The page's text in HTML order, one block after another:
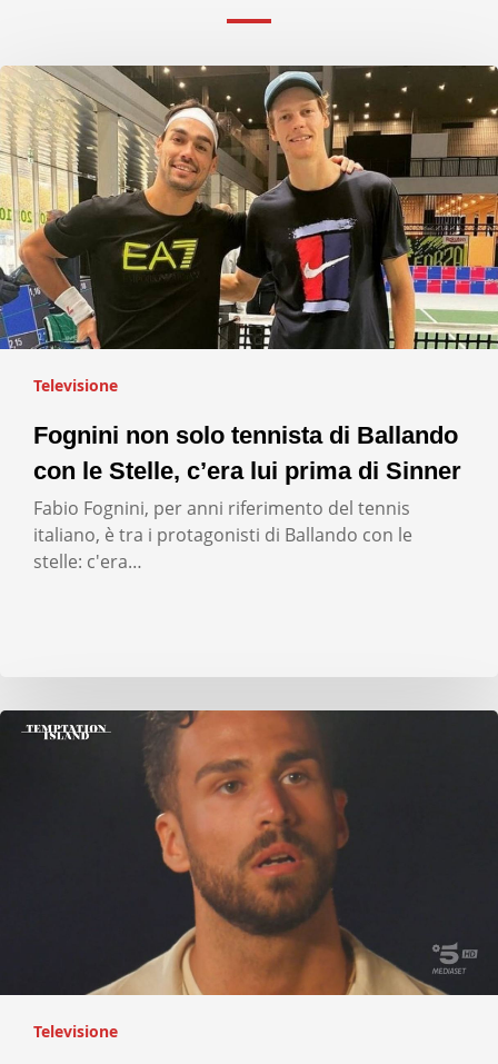
Televisione
Fognini non solo tennista di Ballando
con le Stelle, c’era lui prima di Sinner
Fabio Fognini, per anni riferimento del tennis
italiano, è tra i protagonisti di Ballando con le
stelle: c'era…
Televisione